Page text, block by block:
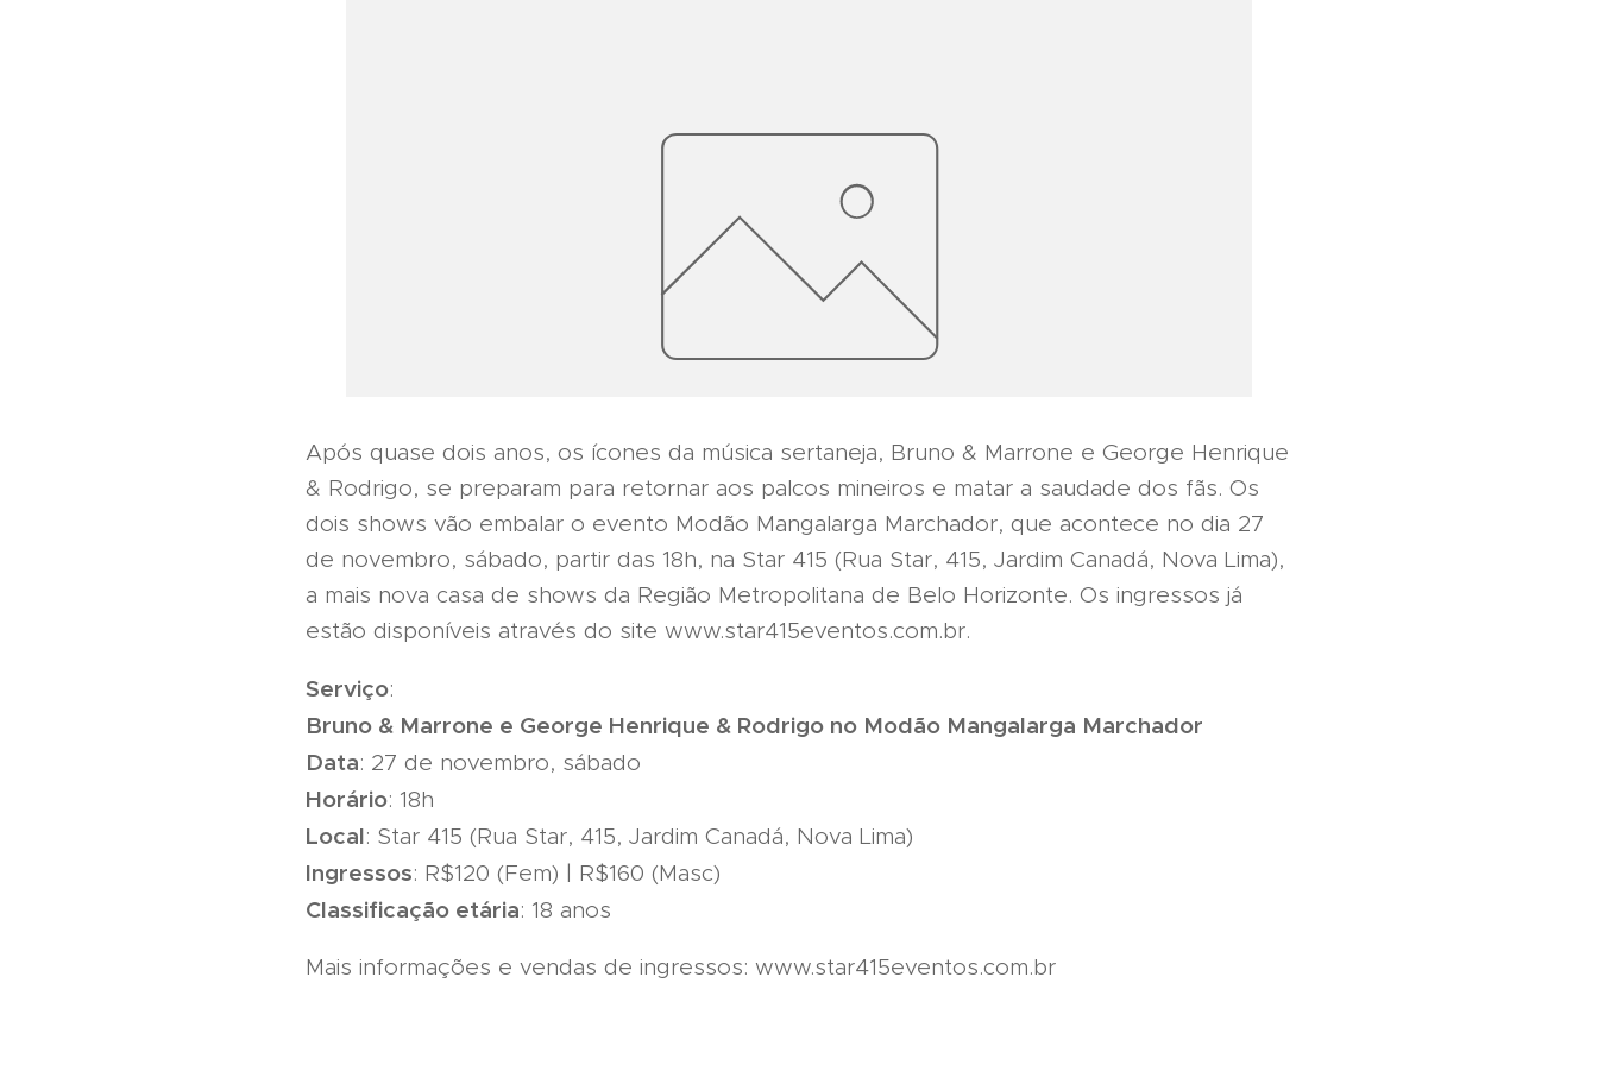
Após quase dois anos, os ícones da música sertaneja, Bruno & Marrone e George Henrique
& Rodrigo, se preparam para retornar aos palcos mineiros e matar a saudade dos fãs. Os
dois shows vão embalar o evento Modão Mangalarga Marchador, que acontece no dia 27
de novembro, sábado, partir das 18h, na Star 415 (Rua Star, 415, Jardim Canadá, Nova Lima),
a mais nova casa de shows da Região Metropolitana de Belo Horizonte. Os ingressos já
estão disponíveis através do site www.star415eventos.com.br.
Serviço:
Bruno & Marrone e George Henrique & Rodrigo no Modão Mangalarga Marchador
Data: 27 de novembro, sábado
Horário: 18h
Local: Star 415 (Rua Star, 415, Jardim Canadá, Nova Lima)
Ingressos: R$120 (Fem) | R$160 (Masc)
Classificação etária: 18 anos
Mais informações e vendas de ingressos: www.star415eventos.com.br